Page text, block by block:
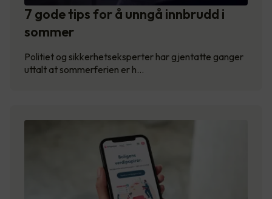
7 gode tips for å unngå innbrudd i
sommer
Politiet og sikkerhetseksperter har gjentatte ganger
uttalt at sommerferien er h…